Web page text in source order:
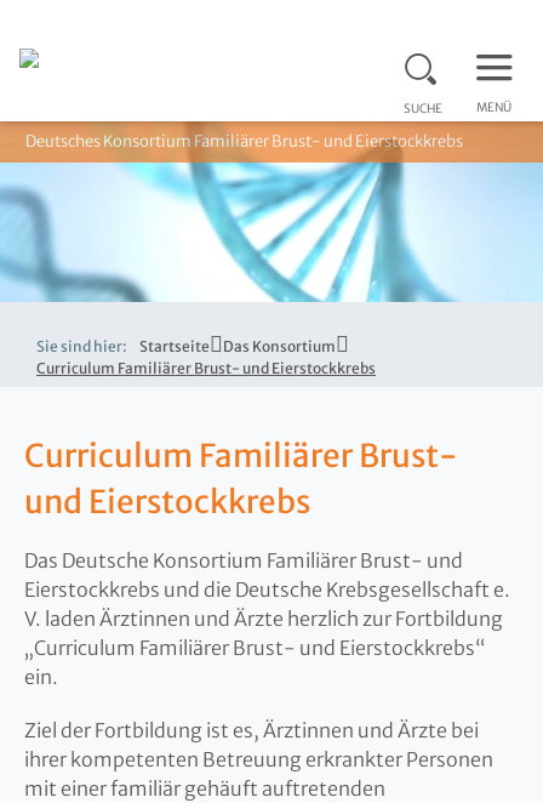
SUCHE MENÜ
Deutsches Konsortium Familiärer Brust- und Eierstockkrebs
Sie sind hier: Startseite
Das Konsortium
Curriculum Familiärer Brust- und Eierstockkrebs
Curriculum Familiärer Brust-
und Eierstockkrebs
Das Deutsche Konsortium Familiärer Brust- und
Eierstockkrebs und die Deutsche Krebsgesellschaft e.
V. laden Ärztinnen und Ärzte herzlich zur Fortbildung
„Curriculum Familiärer Brust- und Eierstockkrebs“
ein.
Ziel der Fortbildung ist es, Ärztinnen und Ärzte bei
ihrer kompetenten Betreuung erkrankter Personen
mit einer familiär gehäuft auftretenden